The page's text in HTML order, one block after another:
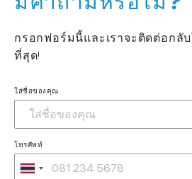
กรอกฟอร์มนี้และเราจะติดต่อกลับ
ที่สุด!
ใส่ชื่อของคุณ
โทรศัพท์